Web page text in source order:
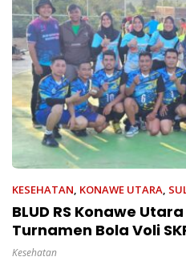
KESEHATAN, KONAWE UTARA,
BLUD RS Konawe
Turnamen Bola Voli
Konawe Utara 2024
Kesehatan